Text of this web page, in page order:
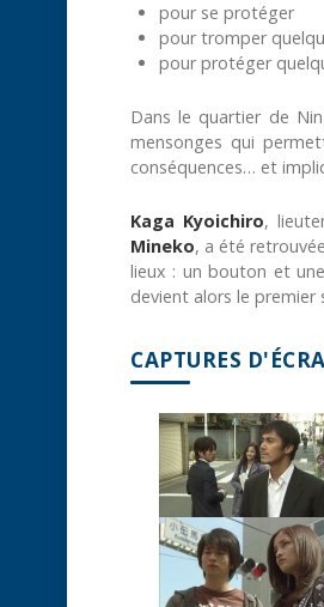
pour se protéger
pour tromper
pour protéger
Dans le quartier de
mensonges qui
conséquences… et
Kaga Kyoichiro,
Mineko, a été
lieux : un bouton et
devient alors le premier
CAPTURES